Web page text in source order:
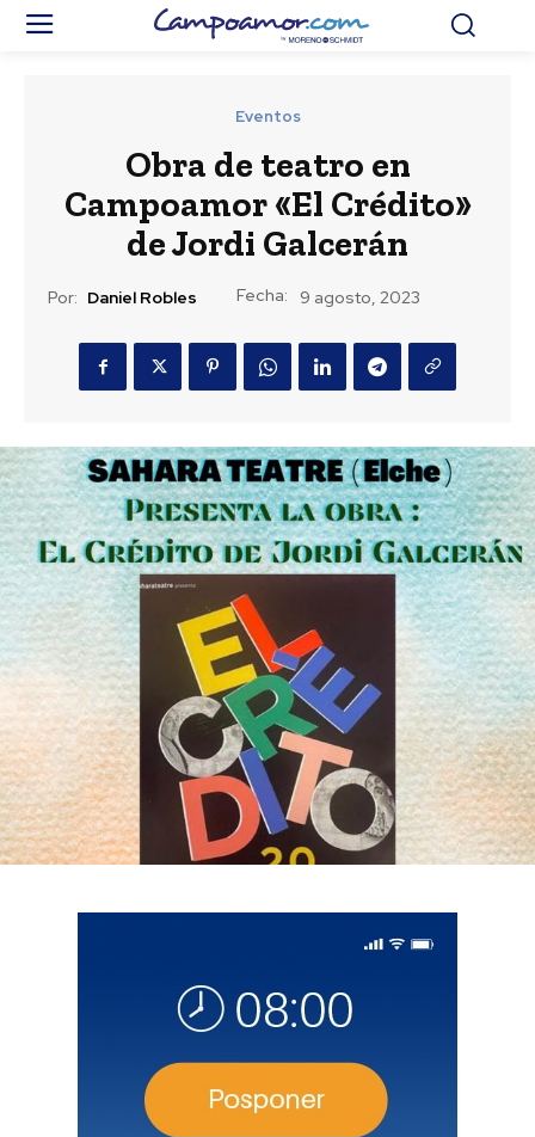
Eventos
Obra de teatro en
Campoamor «El Crédito»
de Jordi Galcerán
Por: Daniel Robles Fecha: 9 agosto, 2023